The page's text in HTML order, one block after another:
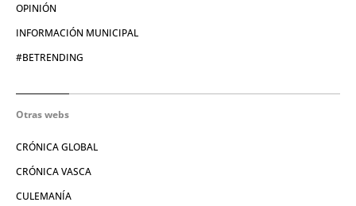
OPINIÓN
INFORMACIÓN MUNICIPAL
#BETRENDING
Otras webs
CRÓNICA GLOBAL
CRÓNICA VASCA
CULEMANÍA